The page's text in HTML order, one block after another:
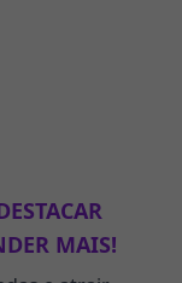
MAIS!